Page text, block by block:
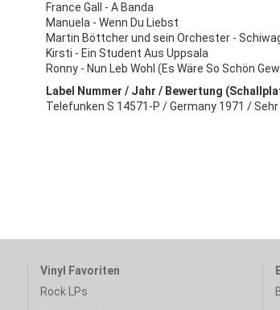
France Gall - A Banda
Manuela - Wenn Du Liebst
Martin Böttcher und sein Orchester -
Kirsti - Ein Student Aus Uppsala
Ronny - Nun Leb Wohl (Es Wäre So Schön
Label Nummer / Jahr / Bewertung
Telefunken S 14571-P / Germany 1971 /
Vinyl Favoriten
Rock LPs